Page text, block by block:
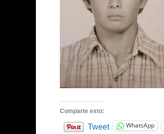
Comparte esto:
Tweet WhatsApp